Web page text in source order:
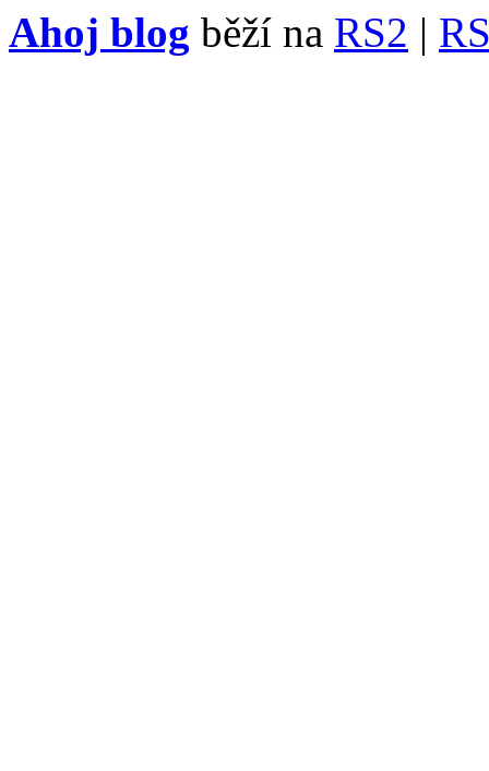
Ahoj blog běží na RS2 |